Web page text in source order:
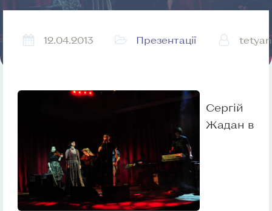
12.04.2013 Презентації
Сергій
Жадан в